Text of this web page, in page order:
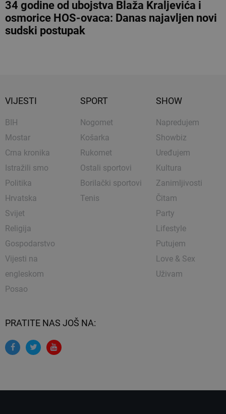
34 godine od ubojstva Blaža Kraljevića i
osmorice HOS-ovaca: Danas najavljen novi
sudski postupak
VIJESTI
BIH
Mostar
Crna kronika
Istražili smo
Politika
Hrvatska
Svijet
Religija
Gospodarstvo
Vijesti na
engleskom
Posao
SPORT
Nogomet
Košarka
Rukomet
Ostali sportovi
Borilački sportovi
Tenis
SHOW
Napredujem
Showbiz
Uređujem
Kultura
Zanimljivosti
Čitam
Party
Lifestyle
Putujem
Love & Sex
Uživam
PRATITE NAS JOŠ NA: